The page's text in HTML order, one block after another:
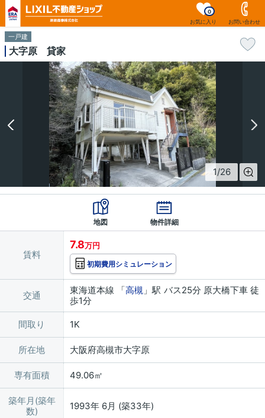
お気に入り
0
お問い合わせ
一戸建
大字原 貸家
1/26
地図 物件詳細
賃料
7.8万円
初期費用シミュレーション
交通 東海道本線 「高槻 」駅 バス25分 原大橋下車 徒
歩1分
間取り 1K
所在地 大阪府高槻市大字原
専有面積 49.06㎡
築年月(築年
数)
1993年 6月 (築33年)